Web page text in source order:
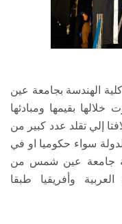
الهندسة بجامعة عين
١٨٥ سنة تميزت خلالها بقيمها ومبادئها
إلي تقلد عدد كبير من
سواء حكوميا او في
جامعة عين شمس من
وأفريقيا طبقا